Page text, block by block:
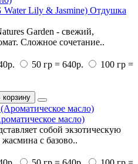
Lily & Jasmine) Отдушка
Garden - свежий,
Сложное сочетание..
50 гр = 640р.
100 гр =
корзину
масло)
собой экзотическую
с базово..